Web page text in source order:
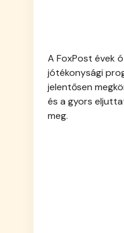
A FoxPost évek
jótékonysági
jelentősen
és a gyors
meg.